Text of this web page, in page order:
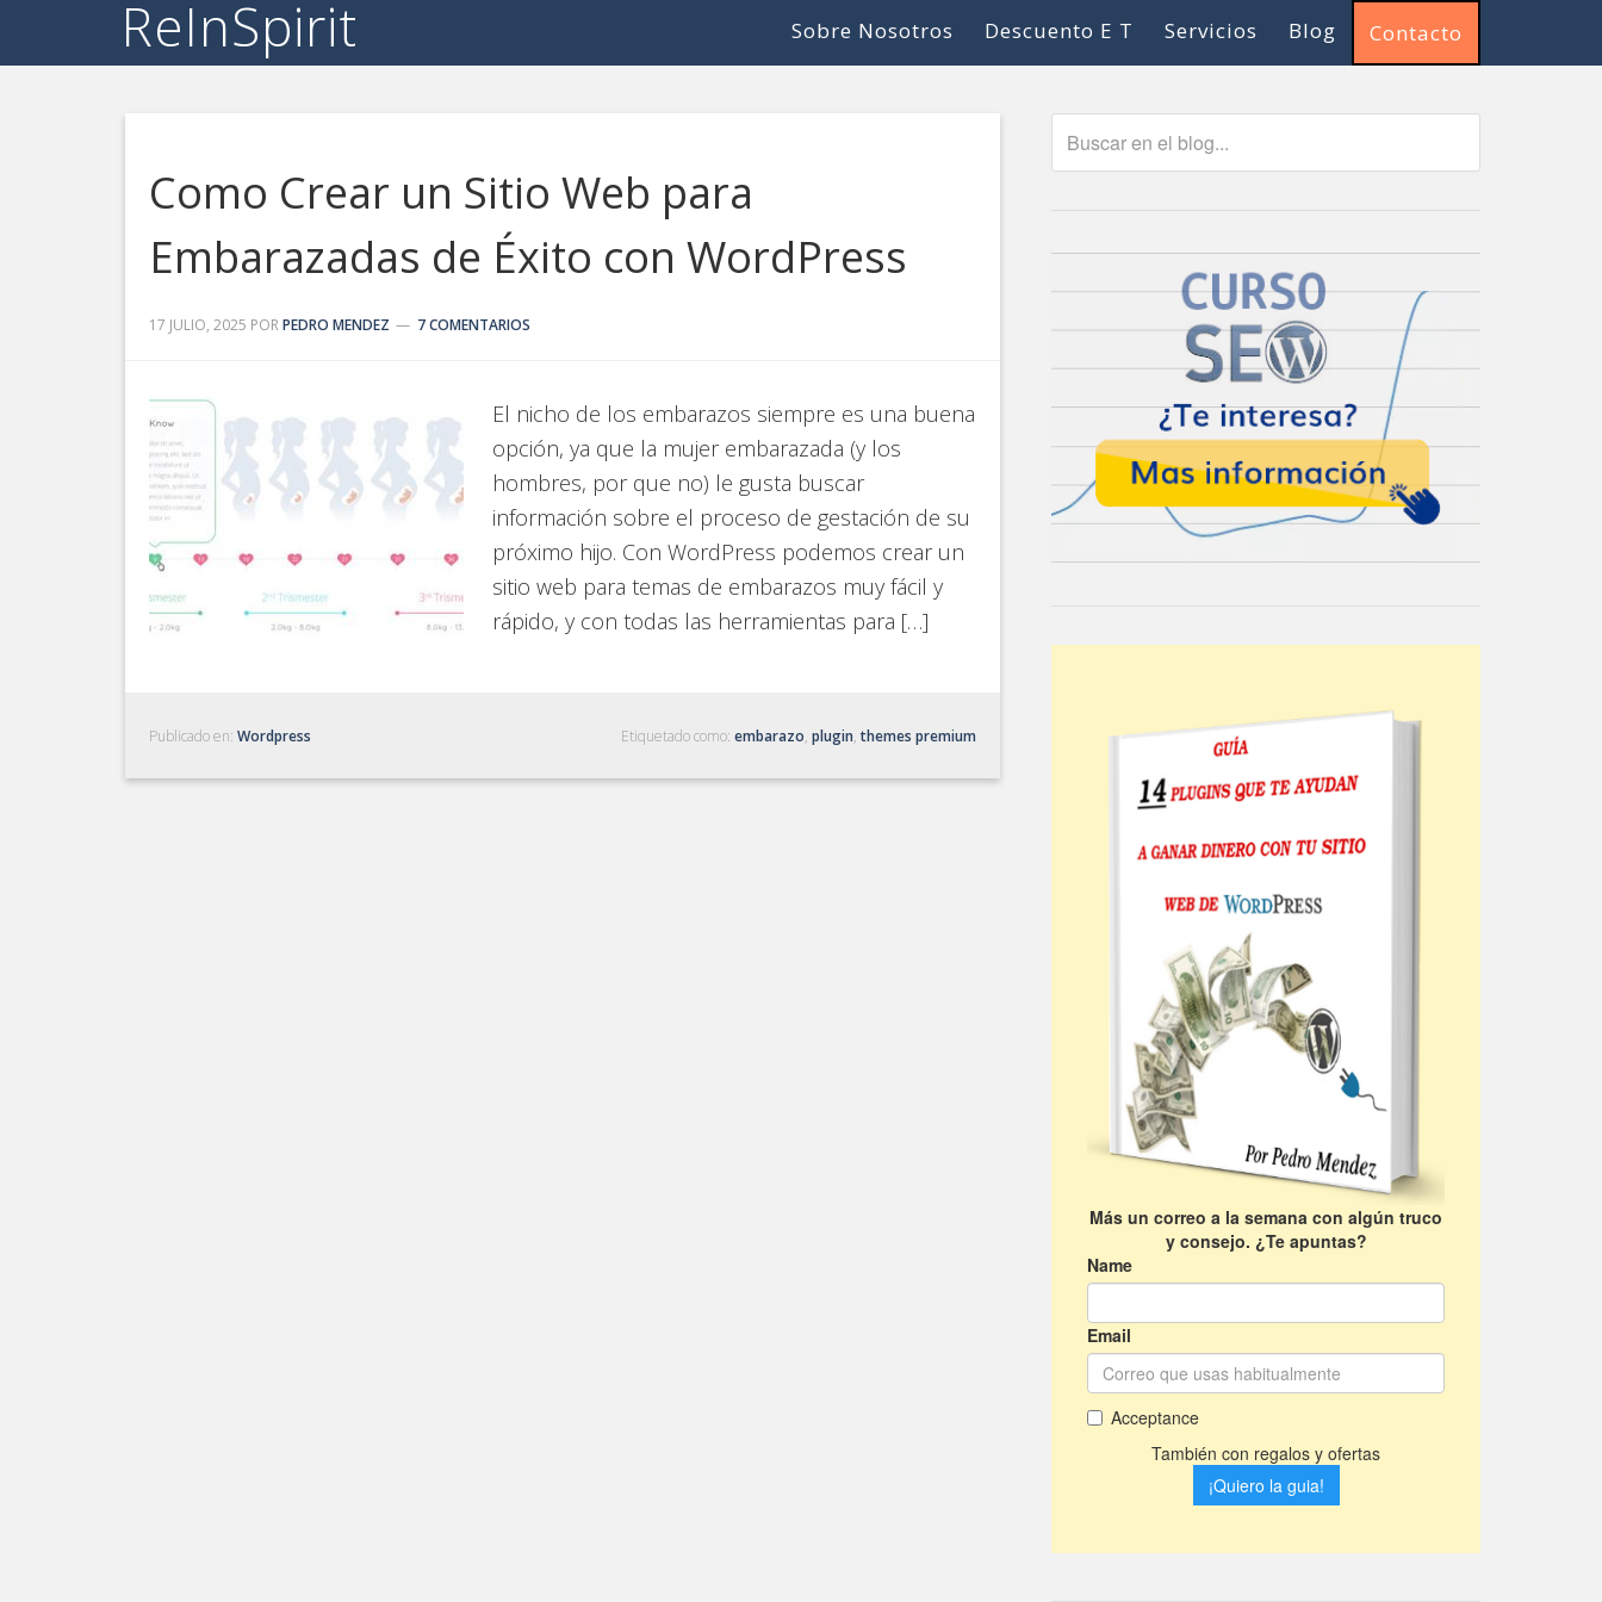
ReInSpirit Contacto
Blog
Servicios
Descuento E T
Sobre Nosotros
Como Crear un Sitio Web para
Embarazadas de Éxito con WordPress
17 JULIO, 2025 PORPEDRO MENDEZ 7 COMENTARIOS
El nicho de los embarazos siempre es una buena
opción, ya que la mujer embarazada (y los
hombres, por que no) le gusta buscar
información sobre el proceso de gestación de su
próximo hijo. Con WordPress podemos crear un
sitio web para temas de embarazos muy fácil y
rápido, y con todas las herramientas para […]
Publicado en: Wordpress Etiquetado como: embarazo, plugin, themes premium